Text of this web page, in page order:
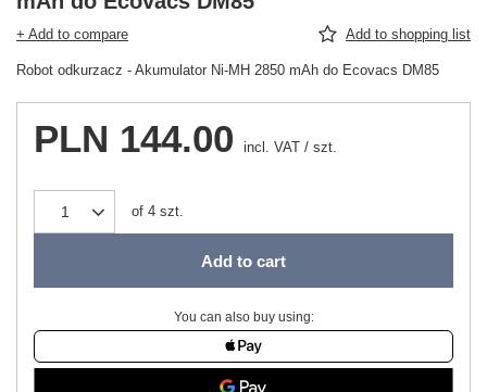
+ Add to compare Add to shopping list
Robot odkurzacz - Akumulator Ni-MH 2850 mAh do Ecovacs DM85
PLN 144.00 incl. VAT / szt.
of 4 szt.
Add to cart
You can also buy using: